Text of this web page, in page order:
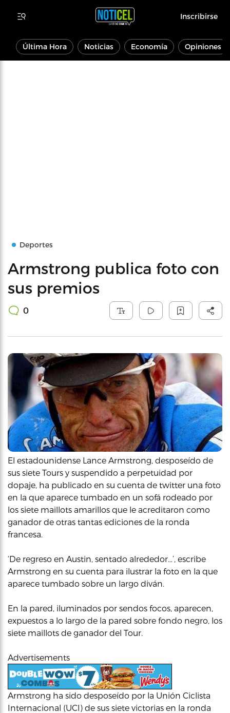
Inscribirse
Última Hora Noticias Economía Opiniones
Deportes
Armstrong publica foto con
sus premios
0
El estadounidense Lance Armstrong, desposeído de
sus siete Tours y suspendido a perpetuidad por
dopaje, ha publicado en su cuenta de twitter una foto
en la que aparece tumbado en un sofá rodeado por
los siete maillots amarillos que le acreditaron como
ganador de otras tantas ediciones de la ronda
francesa.
‘De regreso en Austin, sentado alrededor…’, escribe
Armstrong en su cuenta para ilustrar la foto en la que
aparece tumbado sobre un largo diván.
En la pared, iluminados por sendos focos, aparecen,
expuestos a lo largo de la pared sobre fondo negro, los
siete maillots de ganador del Tour.
Advertisements
Armstrong ha sido desposeído por la Unión Ciclista
Internacional (UCI) de sus siete victorias en la ronda